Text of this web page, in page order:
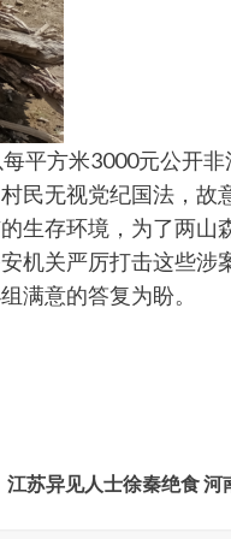
平方米3000元公开非
民无视党纪国法，故
生存环境，为了两山
机关严厉打击这些涉
满意的答复为盼。
江苏异见人士徐秦绝食